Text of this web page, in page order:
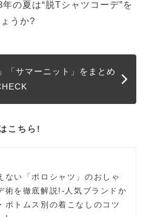
の夏は“脱Tシャツコーデ”を
うか?
「サマーニット」をまとめ
こちら!
ない「ポロシャツ」のおしゃ
術を徹底解説!-人気ブランドか
ボトムス別の着こなしのコツ